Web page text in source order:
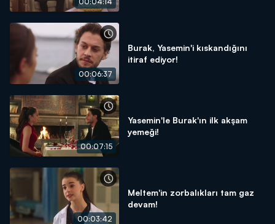
00:06:37
Burak, Yasemin'i kıskandığını
itiraf ediyor!
00:07:15
Yasemin'le Burak'ın ilk akşam
yemeği!
00:03:42
Meltem'in zorbalıkları tam gaz
devam!